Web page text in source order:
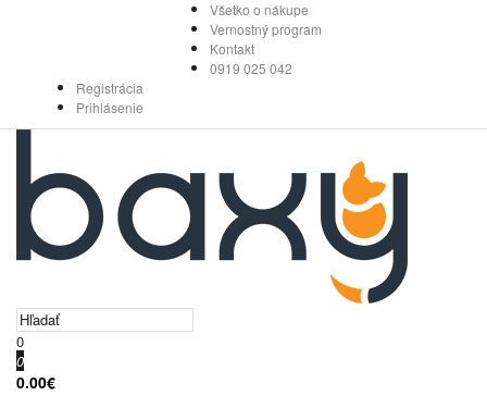
Všetko o nákupe
Vernostný program
Kontakt
0919 025 042
Registrácia
Prihlásenie
0
0
0.00€